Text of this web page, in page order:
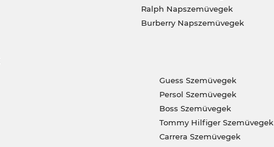
Ralph Napszemüvegek
Burberry Napszemüvegek
Guess Szemüvegek
Persol Szemüvegek
Boss Szemüvegek
Tommy Hilfiger Szemüvegek
Carrera Szemüvegek